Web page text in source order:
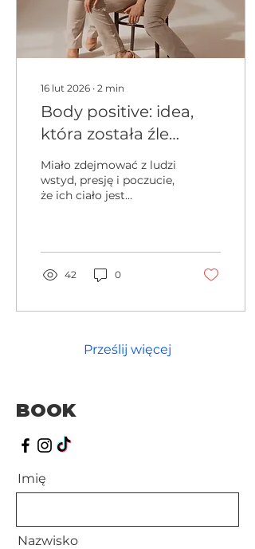
ludzi, które wyglądają
naturalnie, autentycznie
i blisko życia odbiorcy. I
choć nazwa sugeruje
16 lut 2026 ∙ 2 min
Body positive: idea,
która została źle
zrozumiana
Miało zdejmować z ludzi
wstyd, presję i poczucie,
że ich ciało jest
jednak, że body positive
poszło za daleko, że
stało się wymówką, że
odpowiedzialności za
42 0
Prześlij więcej
BOOK
Imię
Nazwisko